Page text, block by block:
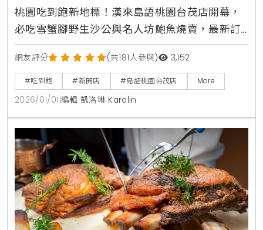
桃園吃到飽新地標！漢來島語桃園台茂店開幕，
必吃雪蟹腳野生沙公與名人坊鮑魚燒賣，最新訂
位攻略與完整價位一次看清楚
網友評分 (共181人參與) 3,152
#吃到飽 #新開店 #島語桃園台茂店 More
2026/01/01 編輯 凱洛琳 Karolin